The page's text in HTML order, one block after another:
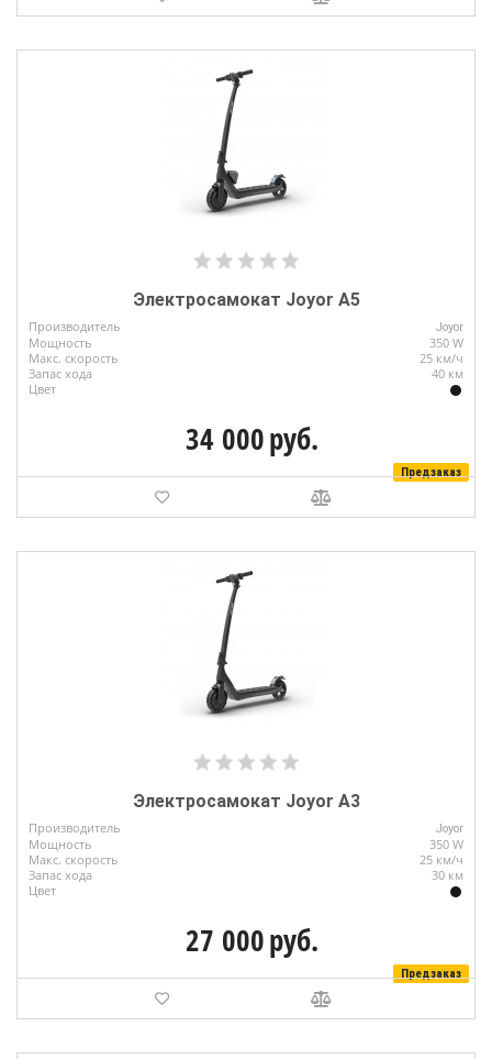
Электросамокат Joyor A5
Производитель Joyor
Мощность
350 W
Макс. скорость
25 км/ч
Запас хода
40 км
Цвет
34 000руб.
Предзаказ
Электросамокат Joyor A3
Производитель Joyor
Мощность
350 W
Макс. скорость
25 км/ч
Запас хода
30 км
Цвет
27 000руб.
Предзаказ